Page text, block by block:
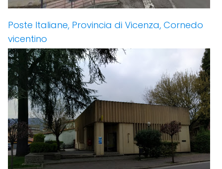
Poste Italiane, Provincia di Vicenza, Cornedo
vicentino